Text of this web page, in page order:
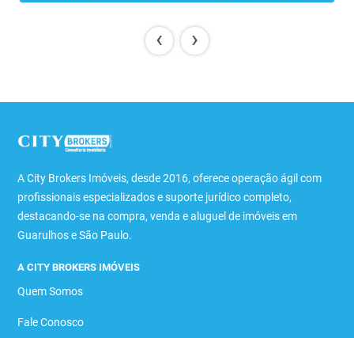
‹ ›
A City Brokers Imóveis, desde 2016, oferece operação ágil com
profissionais especializados e suporte jurídico completo,
destacando-se na compra, venda e aluguel de imóveis em
Guarulhos e São Paulo.
A CITY BROKERS IMÓVEIS
Quem Somos
Fale Conosco